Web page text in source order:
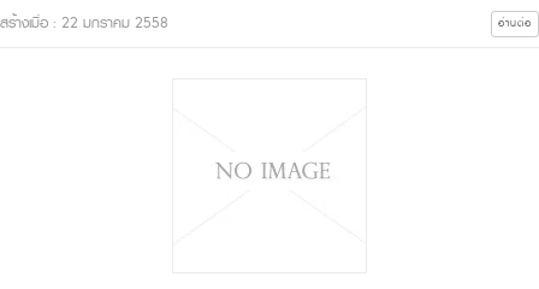
สร้างเมื่อ : 22 มกราคม 2558 อ่านต่อ